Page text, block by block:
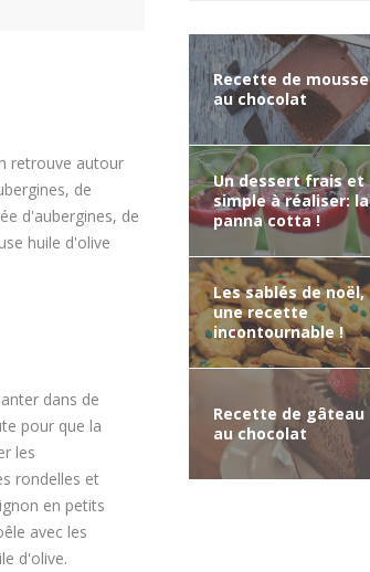
retrouve autour
de
d'aubergines, de
huile d'olive
dans de
pour que la
les
rondelles et
en petits
avec les
d'olive.
Recette de mousse
au chocolat
Un dessert frais et
simple à réaliser: la
panna cotta !
Les sablés de noël,
une recette
incontournable !
Recette de gâteau
au chocolat